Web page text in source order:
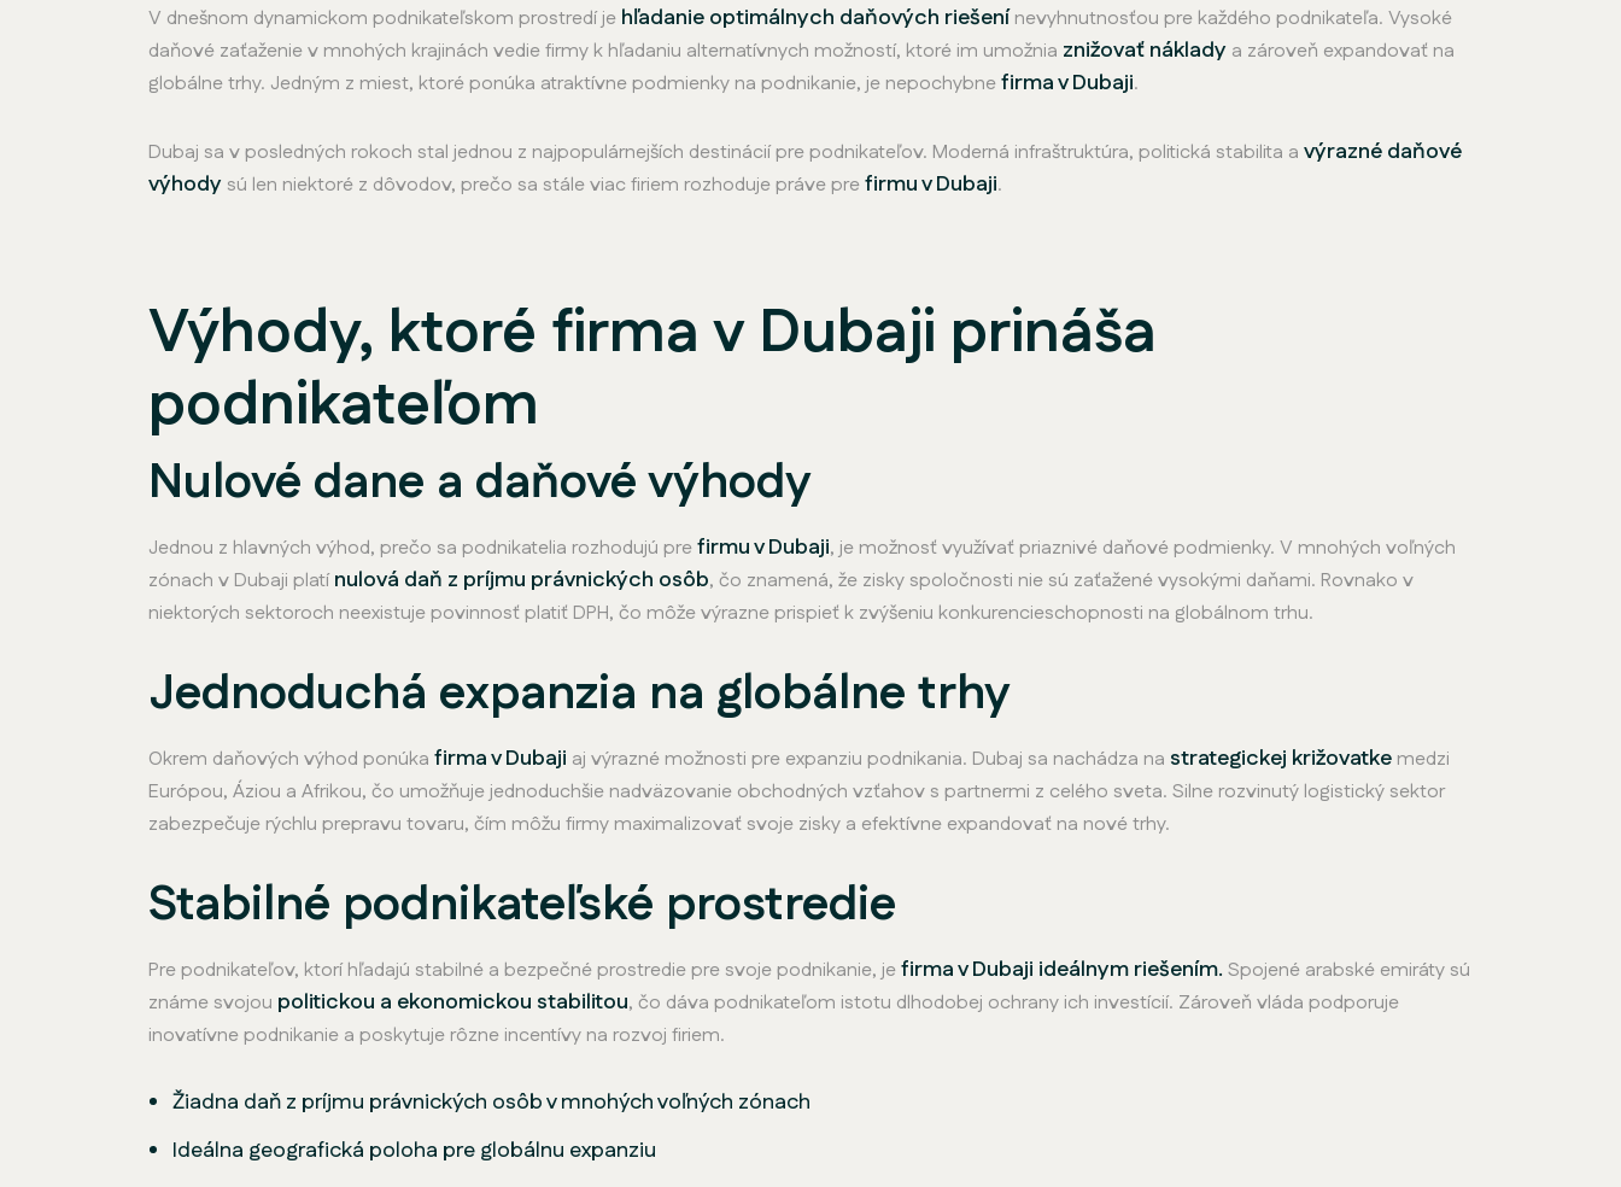
V dnešnom dynamickom podnikateľskom prostredí je hľadanie optimálnych daňových riešenínevyhnutnosťou pre každého podnikateľa. Vysoké
daňové zaťaženie v mnohých krajinách vedie firmy k hľadaniu alternatívnych možností, ktoré im umožnia znižovať náklady a zároveň expandovať na
globálne trhy. Jedným z miest, ktoré ponúka atraktívne podmienky na podnikanie, je nepochybnefirma v Dubaji.
Dubaj sa v posledných rokoch stal jednou z najpopulárnejších destinácií pre podnikateľov. Moderná infraštruktúra, politická stabilita a výrazné daňové
výhody sú len niektoré z dôvodov, prečo sa stále viac firiem rozhoduje práve prefirmu v Dubaji.
Výhody, ktoré firma v Dubaji prináša
podnikateľom
Nulové dane a daňové výhody
Jednou z hlavných výhod, prečo sa podnikatelia rozhodujú prefirmu v Dubaji, je možnosť využívať priaznivé daňové podmienky. V mnohých voľných
zónach v Dubaji platínulová daň z príjmu právnických osôb, čo znamená, že zisky spoločnosti nie sú zaťažené vysokými daňami. Rovnako v
niektorých sektoroch neexistuje povinnosť platiť DPH, čo môže výrazne prispieť k zvýšeniu konkurencieschopnosti na globálnom trhu.
Jednoduchá expanzia na globálne trhy
Okrem daňových výhod ponúka firma v Dubaji aj výrazné možnosti pre expanziu podnikania. Dubaj sa nachádza na strategickej križovatke medzi
Európou, Áziou a Afrikou, čo umožňuje jednoduchšie nadväzovanie obchodných vzťahov s partnermi z celého sveta. Silne rozvinutý logistický sektor
zabezpečuje rýchlu prepravu tovaru, čím môžu firmy maximalizovať svoje zisky a efektívne expandovať na nové trhy.
Stabilné podnikateľské prostredie
Pre podnikateľov, ktorí hľadajú stabilné a bezpečné prostredie pre svoje podnikanie, jefirma v Dubaji ideálnym riešením. Spojené arabské emiráty sú
známe svojou politickou a ekonomickou stabilitou, čo dáva podnikateľom istotu dlhodobej ochrany ich investícií. Zároveň vláda podporuje
inovatívne podnikanie a poskytuje rôzne incentívy na rozvoj firiem.
Žiadna daň z príjmu právnických osôb v mnohých voľných zónach
Ideálna geografická poloha pre globálnu expanziu